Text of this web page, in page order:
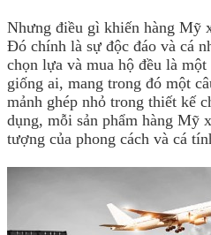
Nhưng điều gì khiến hàng Mỹ
Đó chính là sự độc đáo và cá
chọn lựa và mua hộ đều là
giống ai, mang trong đó một
mảnh ghép nhỏ trong thiết kế
dụng, mỗi sản phẩm hàng Mỹ
tượng của phong cách và cá